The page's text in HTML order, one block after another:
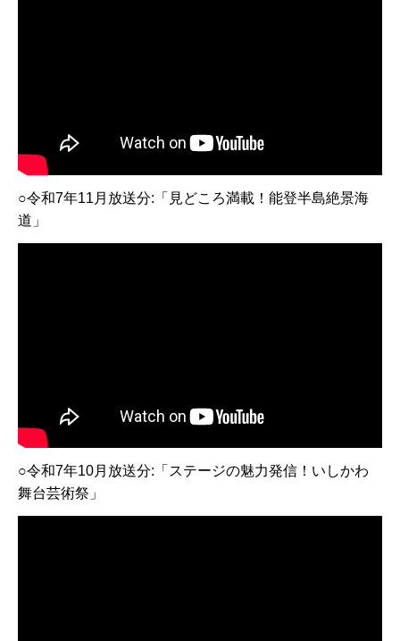
○令和7年11月放送分:「見どころ満載！能登半島絶景海
道」
○令和7年10月放送分:「ステージの魅力発信！いしかわ
舞台芸術祭」